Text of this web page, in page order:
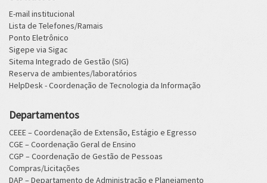
E-mail institucional
Lista de Telefones/Ramais
Ponto Eletrônico
Sigepe via Sigac
Sitema Integrado de Gestão (SIG)
Reserva de ambientes/laboratórios
HelpDesk - Coordenação de Tecnologia da Informação
Departamentos
CEEE – Coordenação de Extensão, Estágio e Egresso
CGE – Coordenação Geral de Ensino
CGP – Coordenação de Gestão de Pessoas
Compras/Licitações
DAP – Departamento de Administração e Planejamento